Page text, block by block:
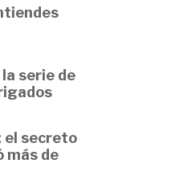
serie de
el secreto
más de